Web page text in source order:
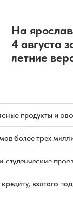
На
4 августа
летние
продукты и
более трех
взятого